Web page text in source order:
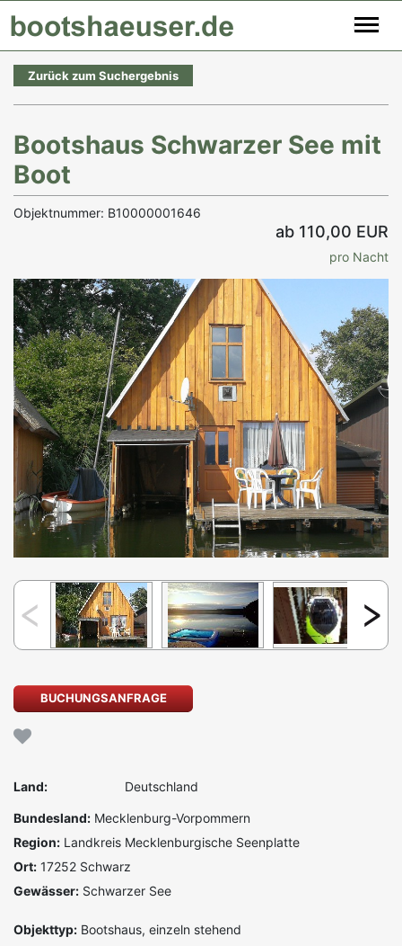
Zurück zum Suchergebnis
Bootshaus Schwarzer See mit
Boot
Objektnummer: B10000001646
ab 110,00 EUR
pro Nacht
BUCHUNGSANFRAGE
Land: Deutschland
Bundesland: Mecklenburg-Vorpommern
Region: Landkreis Mecklenburgische Seenplatte
Ort: 17252 Schwarz
Gewässer: Schwarzer See
Objekttyp: Bootshaus, einzeln stehend